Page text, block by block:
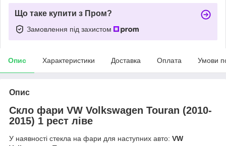
Що таке купити з Пром?
Замовлення під захистом
Опис Характеристики Доставка Оплата Умови
Опис
Скло фари VW Volkswagen Touran (2010-
2015) 1 рест ліве
У наявності стекла на фари для наступних авто: VW